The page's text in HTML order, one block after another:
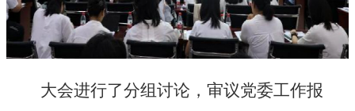
大会进行了分组讨论，审议党委工作报